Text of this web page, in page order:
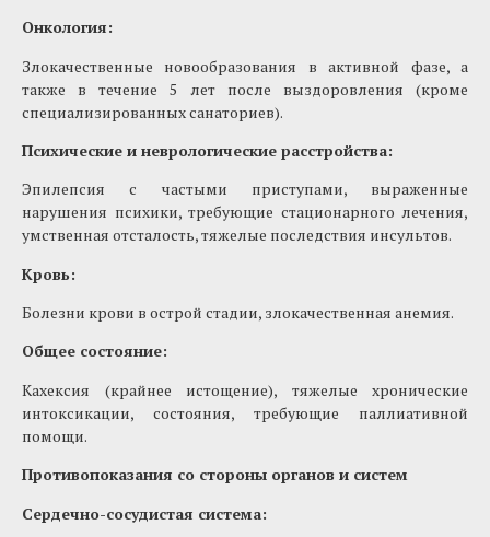
Онкология:
Злокачественные новообразования в активной фазе, а
также в течение 5 лет после выздоровления (кроме
специализированных санаториев).
Психические и неврологические расстройства:
Эпилепсия с частыми приступами, выраженные
нарушения психики, требующие стационарного лечения,
умственная отсталость, тяжелые последствия инсультов.
Кровь:
Болезни крови в острой стадии, злокачественная анемия.
Общее состояние:
Кахексия (крайнее истощение), тяжелые хронические
интоксикации, состояния, требующие паллиативной
помощи.
Противопоказания со стороны органов и систем
Сердечно-сосудистая система: